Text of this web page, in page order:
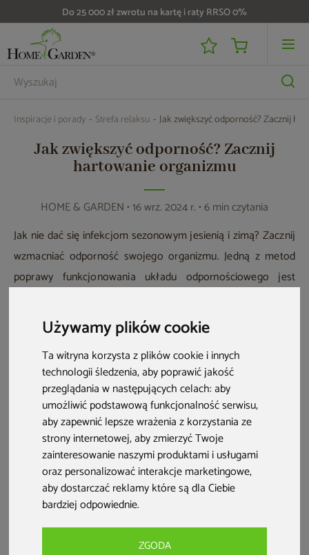
Używamy plików cookie
Ta witryna korzysta z plików cookie i innych
technologii śledzenia, aby poprawić jakość
przeglądania w następujących celach:aby
umożliwić podstawową funkcjonalność serwisu,
aby zapewnić lepsze wrażenia z korzystania ze
strony internetowej,aby zmierzyć Twoje
zainteresowanie naszymi produktami i usługami
oraz personalizować interakcje marketingowe,
aby dostarczać reklamy które są dla Ciebie
bardziej odpowiednie.
ZGODA
Do 25 000 zł zwrotu na kartę i raty RRSO 0%
Inspiracje i porady Strefa relaksu Jak zwiększyć odporność? Zacznij
Jak zwiększyć odporność? Zacznij
hartowanie organizmu
HOME & GARDEN• 16 wrz. 2024 r. • 6 min czytania
Jak nie dać się infekcjom sezonowym jesienią i zimą? Zacznij
wzmacniać odporność swojego organizmu. Jedną z metod
poprawy funkcjonowania układu odpornościowego jest
wizyta w saunie połączona z zimną kąpielą lub
morsowaniem. Poznaj sposoby hartowania organizmu.